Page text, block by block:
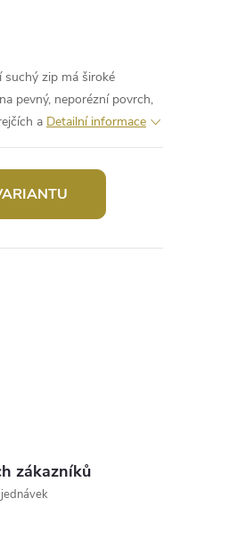
suchý zip má široké
pevný, neporézní povrch,
a Detailní informace
zákazníků